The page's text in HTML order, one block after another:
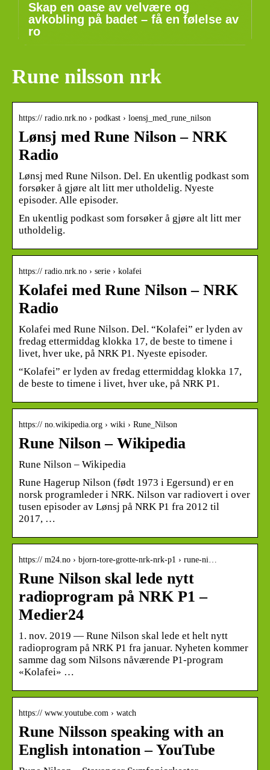
Skap en oase av velvære og
avkobling på badet – få en følelse av
ro
Rune nilsson nrk
https:// radio.nrk.no › podkast › loensj_med_rune_nilson
Lønsj med Rune Nilson – NRK
Radio
Lønsj med Rune Nilson. Del. En ukentlig podkast som
forsøker å gjøre alt litt mer utholdelig. Nyeste
episoder. Alle episoder.
En ukentlig podkast som forsøker å gjøre alt litt mer
utholdelig.
https:// radio.nrk.no › serie › kolafei
Kolafei med Rune Nilson – NRK
Radio
Kolafei med Rune Nilson. Del. “Kolafei” er lyden av
fredag ettermiddag klokka 17, de beste to timene i
livet, hver uke, på NRK P1. Nyeste episoder.
“Kolafei” er lyden av fredag ettermiddag klokka 17,
de beste to timene i livet, hver uke, på NRK P1.
https:// no.wikipedia.org › wiki › Rune_Nilson
Rune Nilson – Wikipedia
Rune Nilson – Wikipedia
Rune Hagerup Nilson (født 1973 i Egersund) er en
norsk programleder i NRK. Nilson var radiovert i over
tusen episoder av Lønsj på NRK P1 fra 2012 til
2017, …
https:// m24.no › bjorn-tore-grotte-nrk-nrk-p1 › rune-ni…
Rune Nilson skal lede nytt
radioprogram på NRK P1 –
Medier24
1. nov. 2019 — Rune Nilson skal lede et helt nytt
radioprogram på NRK P1 fra januar. Nyheten kommer
samme dag som Nilsons nåværende P1-program
«Kolafei» …
https:// www.youtube.com › watch
Rune Nilsson speaking with an
English intonation – YouTube